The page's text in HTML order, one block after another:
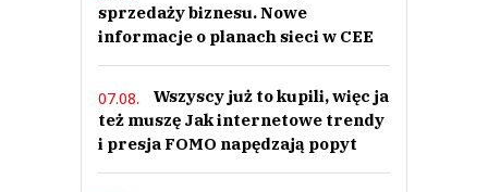
sprzedaży biznesu. Nowe
informacje o planach sieci w CEE
07.08.
Wszyscy już to kupili, więc ja
też muszę Jak internetowe trendy
i presja FOMO napędzają popyt